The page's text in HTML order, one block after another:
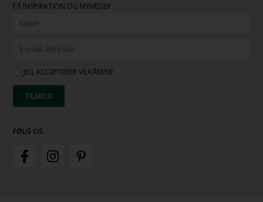
FÅ INSPIRATION OG NYHEDER
JEG ACCEPTERER VILKÅRENE
FØLG OS